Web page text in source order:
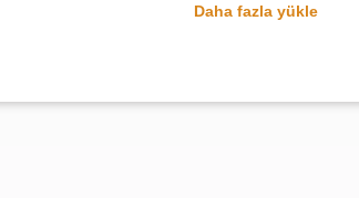
Daha fazla yükle